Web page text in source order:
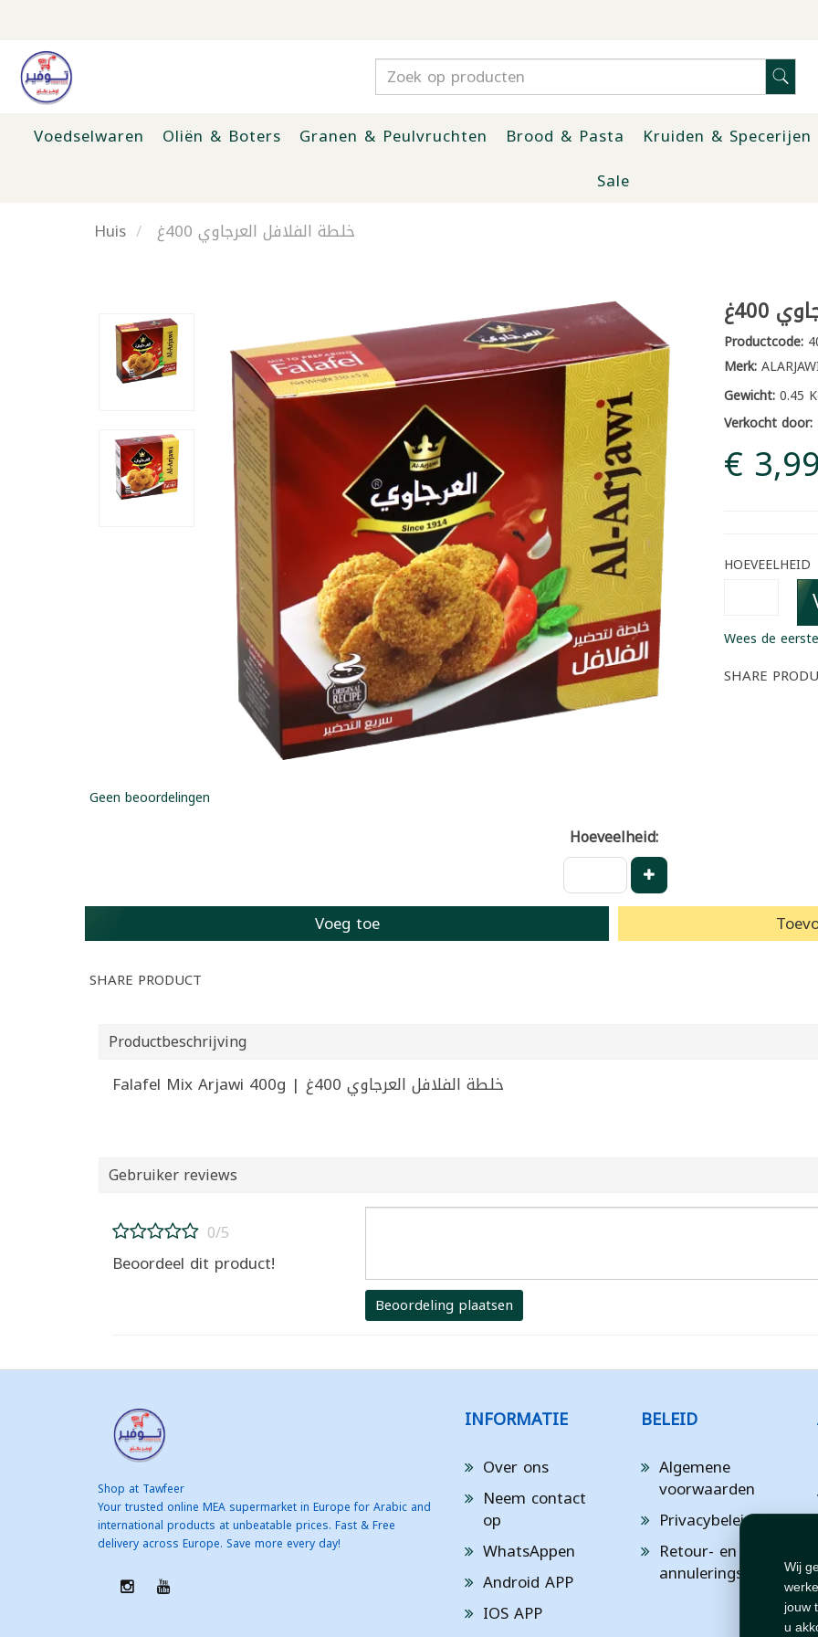
Wij
jouw
u
Voedselwaren Oliën & Boters Granen & Peulvruchten Brood & Pasta Kruiden & Specerijen
Sale
Huis
خلطة الفلافل العرجاوي 400غ
400غ
Productcode:
Merk:
Gewicht:0.45
Verkocht door:
€ 3,99
HOEVEELHEID
Wees de
SHARE
Geen beoordelingen
Hoeveelheid:
Voeg toe
SHARE PRODUCT
Productbeschrijving
Falafel Mix Arjawi 400g | خلطة الفلافل العرجاوي 400غ
Gebruiker reviews
0/5
Beoordeel dit product!
Beoordeling plaatsen
Shop at Tawfeer
Your trusted online MEA supermarket in Europe for Arabic and
international products at unbeatable prices. Fast & Free
delivery across Europe. Save more every day!
INFORMATIE
Over ons
Neem contact
op
WhatsAppen
Android APP
IOS APP
BELEID
Algemene
voorwaarden
Privacybeleid
Retour- en
annuleringsbeleid